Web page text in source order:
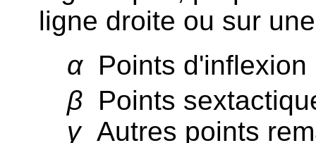
ligne droite ou sur
αPoints
β Points
γAutres points